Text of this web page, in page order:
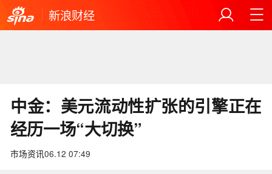
新浪财经
中金：美元流动性扩张的引擎正在
经历一场“大切换”
市场资讯06.12 07:49